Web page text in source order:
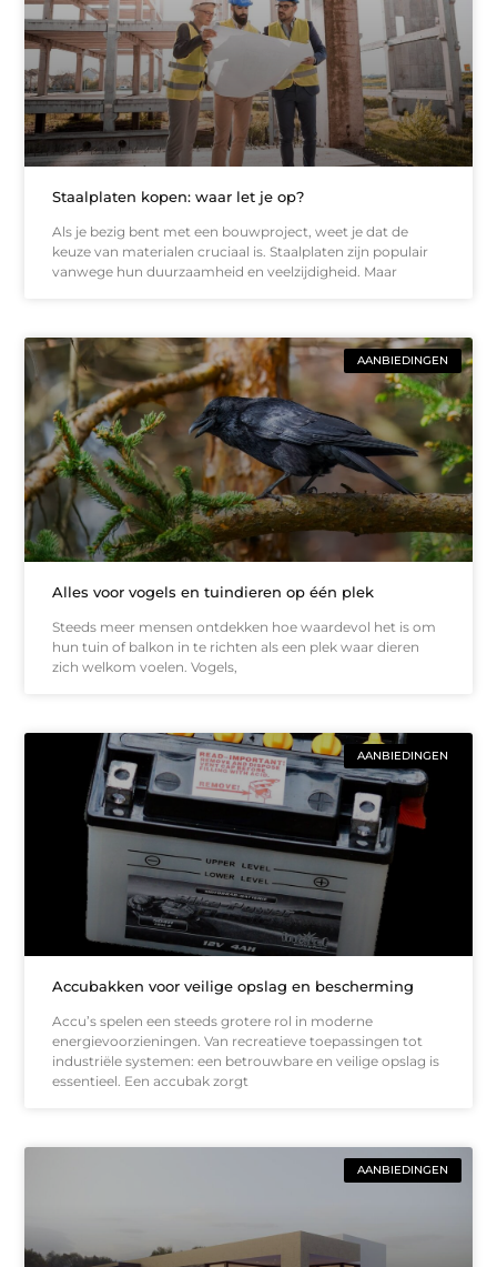
Staalplaten kopen: waar let je op?
Als je bezig bent met een bouwproject, weet je dat de
keuze van materialen cruciaal is. Staalplaten zijn populair
vanwege hun duurzaamheid en veelzijdigheid. Maar
AANBIEDINGEN
Alles voor vogels en tuindieren op één plek
Steeds meer mensen ontdekken hoe waardevol het is om
hun tuin of balkon in te richten als een plek waar dieren
zich welkom voelen. Vogels,
AANBIEDINGEN
Accubakken voor veilige opslag en bescherming
Accu’s spelen een steeds grotere rol in moderne
energievoorzieningen. Van recreatieve toepassingen tot
industriële systemen: een betrouwbare en veilige opslag is
essentieel. Een accubak zorgt
AANBIEDINGEN